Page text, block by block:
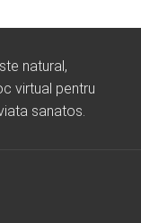
natural,
virtual pentru
sanatos.